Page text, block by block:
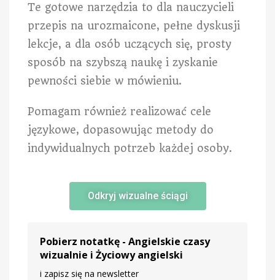
Te gotowe narzędzia to dla nauczycieli
przepis na urozmaicone, pełne dyskusji
lekcje, a dla osób uczących się, prosty
sposób na szybszą naukę i zyskanie
pewności siebie w mówieniu.
Pomagam również realizować cele
językowe, dopasowując metody do
indywidualnych potrzeb każdej osoby.
Odkryj wizualne ściągi
Pobierz notatkę - Angielskie czasy
wizualnie i Życiowy angielski
i zapisz się na newsletter